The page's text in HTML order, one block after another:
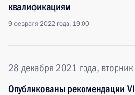
квалификациям
9 февраля 2022 года, 19:00
28 декабря 2021 года, вторник
Опубликованы рекомендации